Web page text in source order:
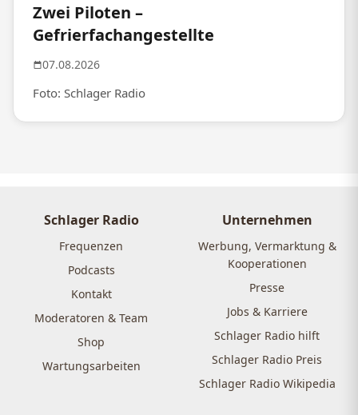
Zwei Piloten –
Gefrierfachangestellte
07.08.2026
Foto: Schlager Radio
Schlager Radio
Frequenzen
Podcasts
Kontakt
Moderatoren & Team
Shop
Wartungsarbeiten
Unternehmen
Werbung, Vermarktung &
Kooperationen
Presse
Jobs & Karriere
Schlager Radio hilft
Schlager Radio Preis
Schlager Radio Wikipedia